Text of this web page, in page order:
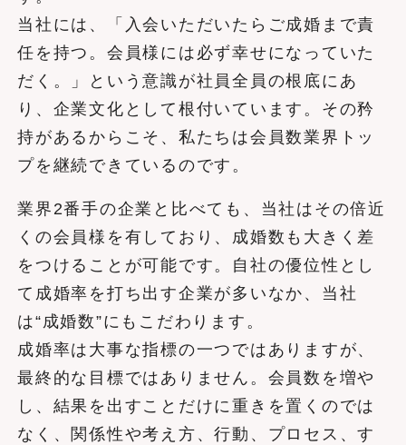
当社には、「入会いただいたらご成婚まで責
任を持つ。会員様には必ず幸せになっていた
だく。」という意識が社員全員の根底にあ
り、企業文化として根付いています。その矜
持があるからこそ、私たちは会員数業界トッ
プを継続できているのです。
業界2番手の企業と比べても、当社はその倍近
くの会員様を有しており、成婚数も大きく差
をつけることが可能です。自社の優位性とし
て成婚率を打ち出す企業が多いなか、当社
は“成婚数”にもこだわります。
成婚率は大事な指標の一つではありますが、
最終的な目標ではありません。会員数を増や
し、結果を出すことだけに重きを置くのでは
なく、関係性や考え方、行動、プロセス、す